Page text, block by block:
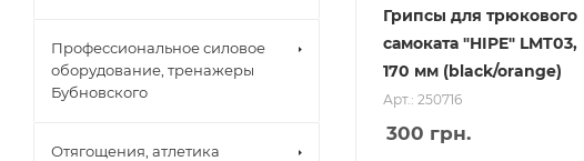
Грипсы для трюкового
самоката "HIPE" LMT03,
170 мм (black/orange)
Арт.: 250716
300 грн.
Профессиональное силовое
оборудование, тренажеры
Бубновского
Отягощения, атлетика